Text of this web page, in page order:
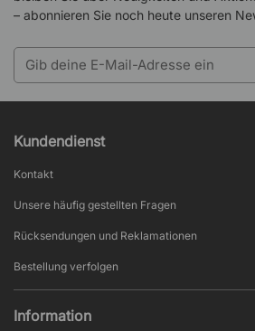
– abonnieren Sie noch heute unseren
Kundendienst
Kontakt
Unsere häufig gestellten Fragen
Rücksendungen und Reklamationen
Bestellung verfolgen
Information